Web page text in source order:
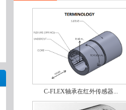
C-FLEX轴承在红外传感器...